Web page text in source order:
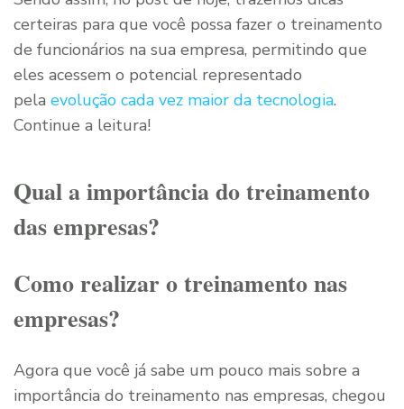
certeiras para que você possa fazer o treinamento
de funcionários na sua empresa, permitindo que
eles acessem o potencial representado
pela evolução cada vez maior da tecnologia.
Continue a leitura!
Qual a importância do treinamento
das empresas?
Como realizar o treinamento nas
empresas?
Agora que você já sabe um pouco mais sobre a
importância do treinamento nas empresas, chegou